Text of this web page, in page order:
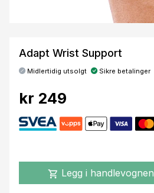
Adapt Wrist Support
Midlertidig utsolgt Sikre betalinger
kr 249
shopping_cart Legg i handlevognen